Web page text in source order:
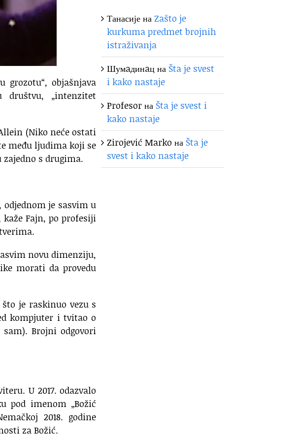
objašnjava
„intenzitet
(Niko neće ostati
među ljudima koji se
s drugima.
je sasvim u
Fajn, po profesiji
novu dimenziju,
morati da provedu
što je raskinuo vezu s
kompjuter i tvitao o
Brojni odgovori
U 2017. odazvalo
pod imenom „Božić
2018. godine
za Božić.
ТанасијенаZašto je
kurkuma predmet brojnih
istraživanja
Шумaдинaцна Šta je svest
i kako nastaje
Profesorна Šta je svest i
kako nastaje
Zirojević Marko на Šta je
svest i kako nastaje